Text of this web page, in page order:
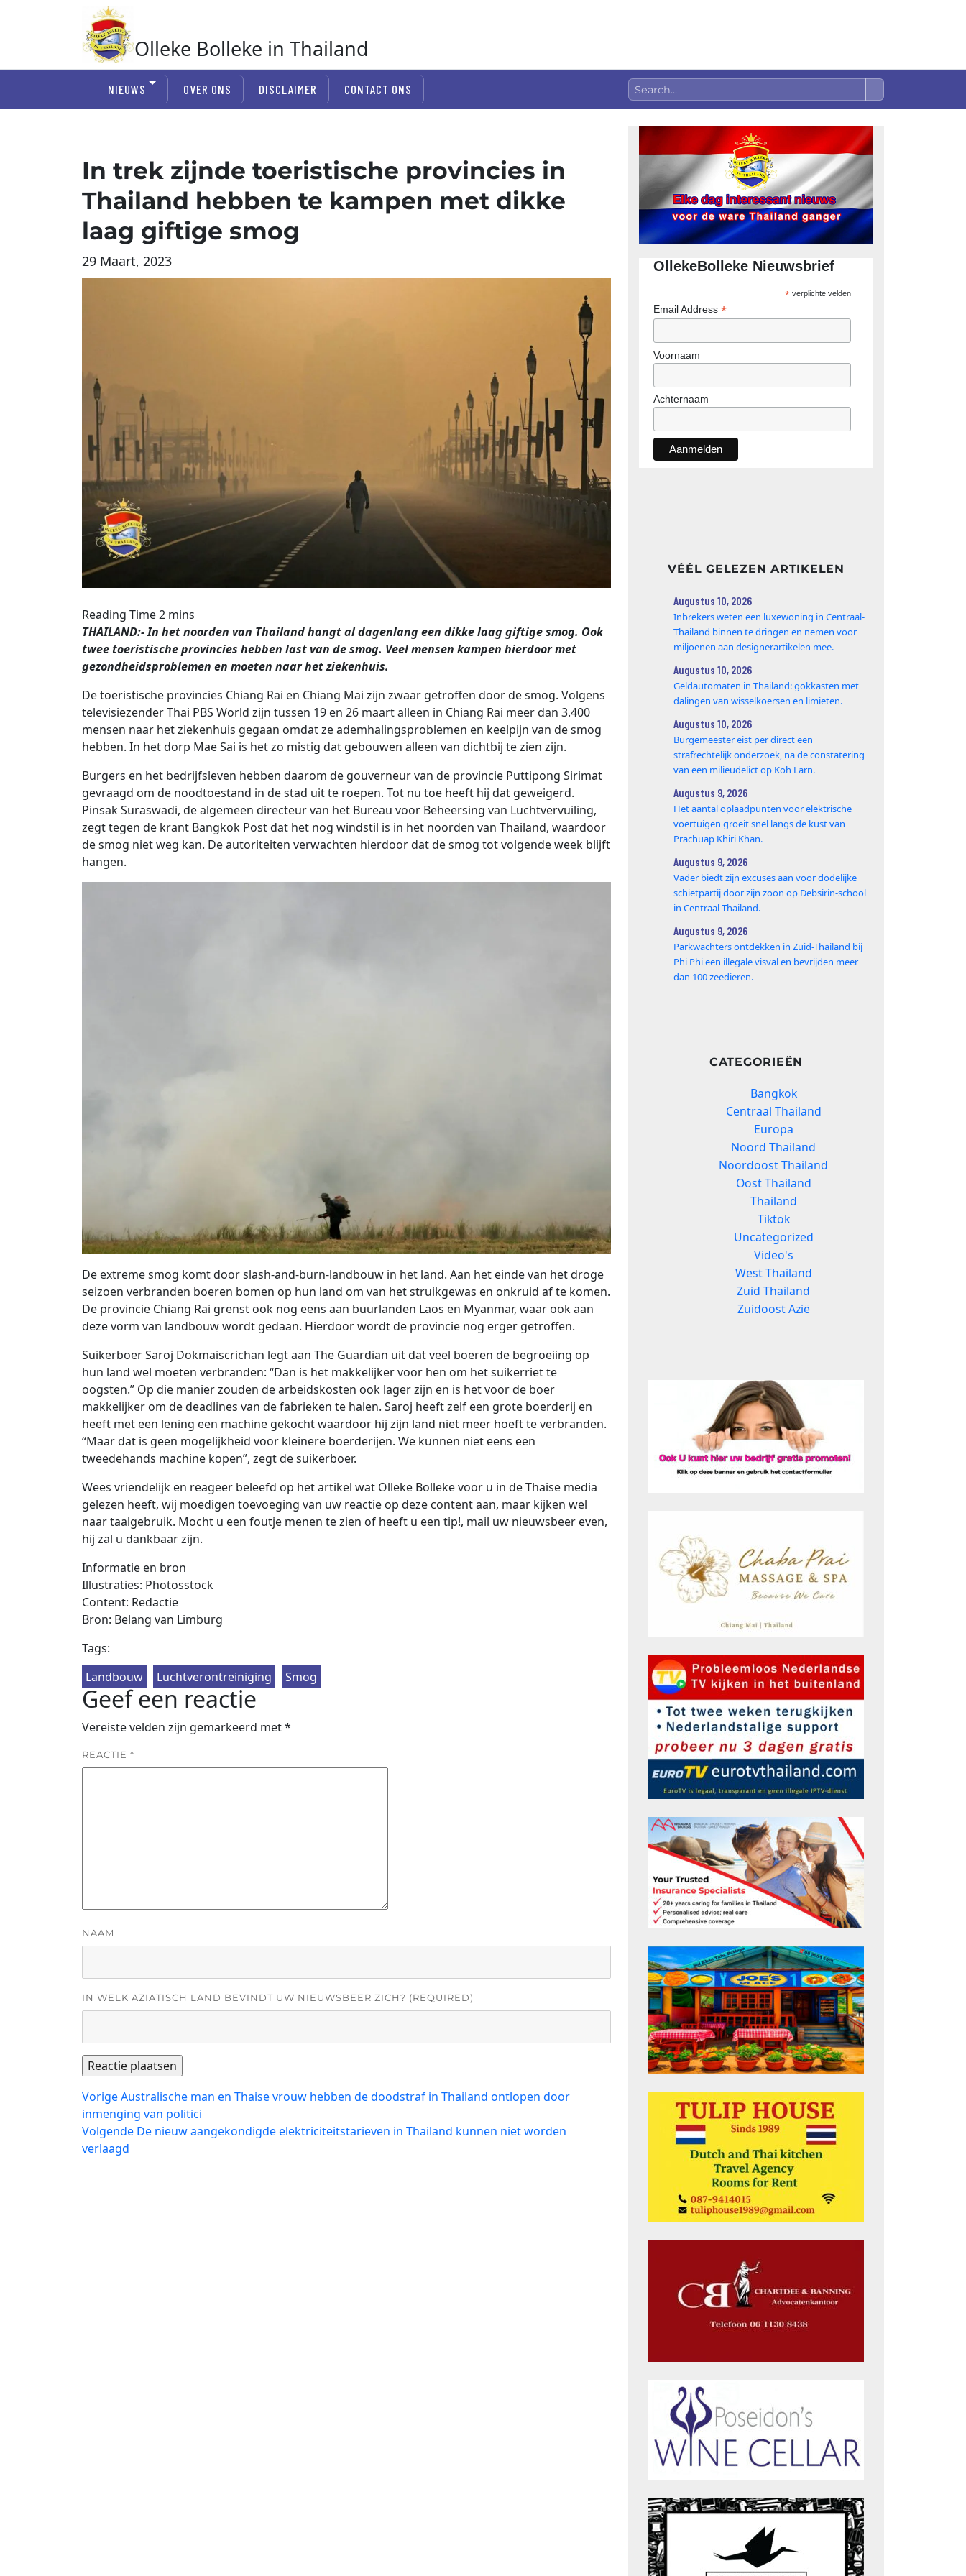
Olleke Bolleke in Thailand
NIEUWS OVER ONS DISCLAIMER CONTACT ONS
In trek zijnde toeristische provincies in
Thailand hebben te kampen met dikke
laag giftige smog
29 Maart, 2023
THAILAND:- In het noorden van Thailand hangt al dagenlang een dikke laag giftige smog. Ook
twee toeristische provincies hebben last van de smog. Veel mensen kampen hierdoor met
gezondheidsproblemen en moeten naar het ziekenhuis.
De toeristische provincies Chiang Rai en Chiang Mai zijn zwaar getroffen door de smog. Volgens
televisiezender Thai PBS World zijn tussen 19 en 26 maart alleen in Chiang Rai meer dan 3.400
mensen naar het ziekenhuis gegaan omdat ze ademhalingsproblemen en keelpijn van de smog
hebben. In het dorp Mae Sai is het zo mistig dat gebouwen alleen van dichtbij te zien zijn.
Burgers en het bedrijfsleven hebben daarom de gouverneur van de provincie Puttipong Sirimat
gevraagd om de noodtoestand in de stad uit te roepen. Tot nu toe heeft hij dat geweigerd.
Pinsak Suraswadi, de algemeen directeur van het Bureau voor Beheersing van Luchtvervuiling,
zegt tegen de krant Bangkok Post dat het nog windstil is in het noorden van Thailand, waardoor
de smog niet weg kan. De autoriteiten verwachten hierdoor dat de smog tot volgende week blijft
hangen.
De extreme smog komt door slash-and-burn-landbouw in het land. Aan het einde van het droge
seizoen verbranden boeren bomen op hun land om van het struikgewas en onkruid af te komen.
De provincie Chiang Rai grenst ook nog eens aan buurlanden Laos en Myanmar, waar ook aan
deze vorm van landbouw wordt gedaan. Hierdoor wordt de provincie nog erger getroffen.
Suikerboer Saroj Dokmaiscrichan legt aan The Guardian uit dat veel boeren de begroeiing op
hun land wel moeten verbranden: “Dan is het makkelijker voor hen om het suikerriet te
oogsten.” Op die manier zouden de arbeidskosten ook lager zijn en is het voor de boer
makkelijker om de deadlines van de fabrieken te halen. Saroj heeft zelf een grote boerderij en
heeft met een lening een machine gekocht waardoor hij zijn land niet meer hoeft te verbranden.
“Maar dat is geen mogelijkheid voor kleinere boerderijen. We kunnen niet eens een
tweedehands machine kopen”, zegt de suikerboer.
Wees vriendelijk en reageer beleefd op het artikel wat Olleke Bolleke voor u in de Thaise media
gelezen heeft, wij moedigen toevoeging van uw reactie op deze content aan, maar kijken wel
naar taalgebruik. Mocht u een foutje menen te zien of heeft u een tip!, mail uw nieuwsbeer even,
hij zal u dankbaar zijn.
Informatie en bron
Illustraties: Photosstock
Content: Redactie
Bron: Belang van Limburg
Tags:
Landbouw
Luchtverontreiniging Smog
Geef een reactie
Vereiste velden zijn gemarkeerd met*
REACTIE *
NAAM
IN WELK AZIATISCH LAND BEVINDT UW NIEUWSBEER ZICH? (REQUIRED)
Bericht
navigatie
VorigeVorig
bericht:
Australische man en Thaise vrouw hebben de doodstraf in Thailand ontlopen door
inmenging van politici
Volgende Volgend
De nieuw aangekondigde elektriciteitstarieven in Thailand kunnen niet worden
verlaagd
OllekeBolleke Nieuwsbrief
*verplichte velden
Email Address *
Voornaam
Achternaam
VÉÉL GELEZEN ARTIKELEN
Augustus 10, 2026
Inbrekers weten een luxewoning in Centraal-
Thailand binnen te dringen en nemen voor
miljoenen aan designerartikelen mee.
Augustus 10, 2026
Geldautomaten in Thailand: gokkasten met
dalingen van wisselkoersen en limieten.
Augustus 10, 2026
Burgemeester eist per direct een
strafrechtelijk onderzoek, na de constatering
van een milieudelict op Koh Larn.
Augustus 9, 2026
Het aantal oplaadpunten voor elektrische
voertuigen groeit snel langs de kust van
Prachuap Khiri Khan.
Augustus 9, 2026
Vader biedt zijn excuses aan voor dodelijke
schietpartij door zijn zoon op Debsirin-school
in Centraal-Thailand.
Augustus 9, 2026
Parkwachters ontdekken in Zuid-Thailand bij
Phi Phi een illegale visval en bevrijden meer
dan 100 zeedieren.
CATEGORIEËN
Bangkok
Centraal Thailand
Europa
Noord Thailand
Noordoost Thailand
Oost Thailand
Thailand
Tiktok
Uncategorized
Video's
West Thailand
Zuid Thailand
Zuidoost Azië